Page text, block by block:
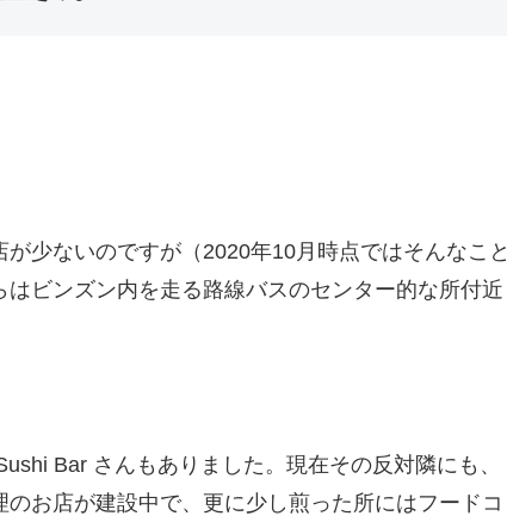
少ないのですが（2020年10月時点ではそんなこと
ビンズン内を走る路線バスのセンター的な所付近
Bar さんもありました。現在その反対隣にも、
お店が建設中で、更に少し煎った所にはフードコ